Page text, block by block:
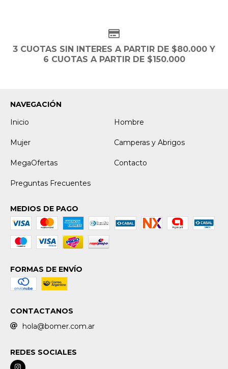
3 CUOTAS SIN INTERES A PARTIR DE $80.000 Y
6 CUOTAS A PARTIR DE $150.000
NAVEGACIÓN
Inicio
Hombre
Mujer Camperas y Abrigos
MegaOfertas Contacto
Preguntas Frecuentes
MEDIOS DE PAGO
FORMAS DE ENVÍO
CONTACTANOS
hola@bomer.com.ar
REDES SOCIALES